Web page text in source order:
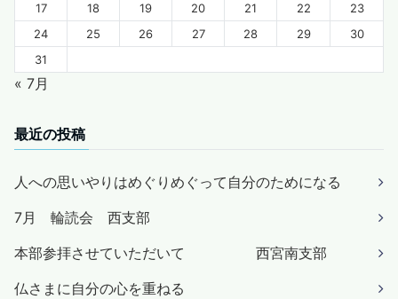
17
18 19 20 21 22
23
24
25 26 27 28 29
30
31
« 7月
最近の投稿
人への思いやりはめぐりめぐって自分のためになる
7月 輪読会 西支部
本部参拝させていただいて 西宮南支部
仏さまに自分の心を重ねる